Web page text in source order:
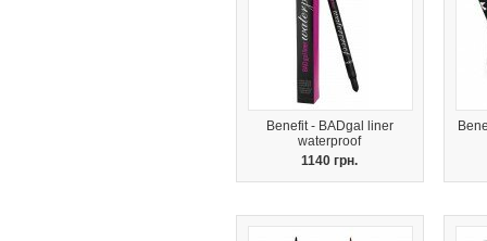
Benefit - BADgal liner
waterproof
1140 грн.